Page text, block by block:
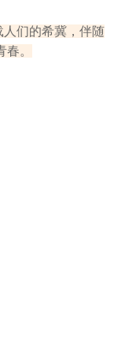
们的希冀，伴随
。